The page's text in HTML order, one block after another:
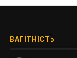
ВАГІТНІСТЬ